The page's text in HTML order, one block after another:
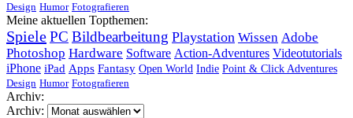
Design Humor Fotografieren
Meine aktuellen Topthemen:
SpielePC Bildbearbeitung Playstation Wissen Adobe
Photoshop Hardware Software Action-Adventures Videotutorials
iPhone iPad Apps Fantasy Open World Indie Point & Click Adventures
Design Humor Fotografieren
Archiv:
Archiv: